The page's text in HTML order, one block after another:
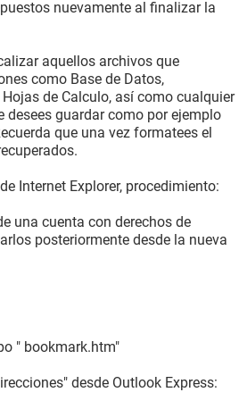
nuevamente al finalizar la
aquellos archivos que
como Base de Datos,
de Calculo, así como cualquier
desees guardar como por ejemplo
que una vez formatees el
Internet Explorer, procedimiento:
una cuenta con derechos de
posteriormente desde la nueva
" bookmark.htm"
desde Outlook Express: